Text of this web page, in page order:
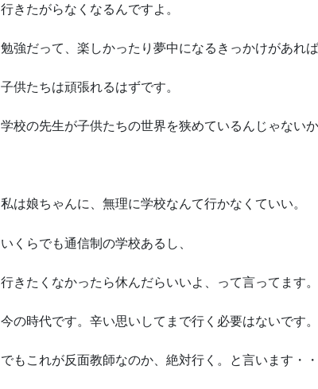
行きたがらなくなるんですよ。
勉強だって、楽しかったり夢中になるきっかけがあれば
子供たちは頑張れるはずです。
学校の先生が子供たちの世界を狭めているんじゃない
私は娘ちゃんに、無理に学校なんて行かなくていい。
いくらでも通信制の学校あるし、
行きたくなかったら休んだらいいよ、って言ってます。
今の時代です。辛い思いしてまで行く必要はないです。
でもこれが反面教師なのか、絶対行く。と言います・・